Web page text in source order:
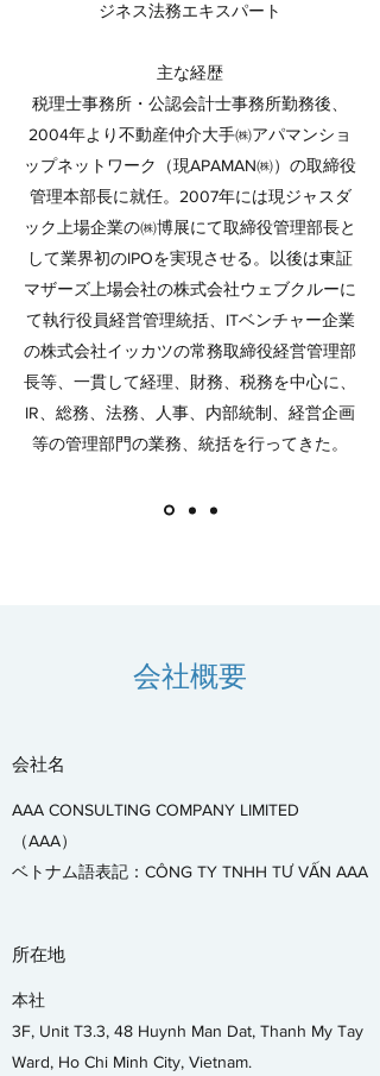
ジネス法務エキスパート
主な経歴
税理士事務所・公認会計士事務所勤務後、
2004年より不動産仲介大手㈱アパマンショ
ップネットワーク（現APAMAN㈱）の取締役
管理本部長に就任。2007年には現ジャスダ
ック上場企業の㈱博展にて取締役管理部長と
して業界初のIPOを実現させる。以後は東証
マザーズ上場会社の株式会社ウェブクルーに
て執行役員経営管理統括、ITベンチャー企業
の株式会社イッカツの常務取締役経営管理部
長等、一貫して経理、財務、税務を中心に、
IR、総務、法務、人事、内部統制、経営企画
等の管理部門の業務、統括を行ってきた。
会社概要
会社名
AAA CONSULTING COMPANY LIMITED
（AAA）
ベトナム語表記：CÔNG TY TNHH TƯ VẤN AAA
所在地
本社
3F, Unit T3.3, 48 Huynh Man Dat, Thanh My Tay
Ward, Ho Chi Minh City, Vietnam.